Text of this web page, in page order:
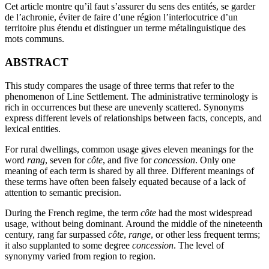
Cet article montre qu’il faut s’assurer du sens des entités, se garder
de l’achronie, éviter de faire d’une région l’interlocutrice d’un
territoire plus étendu et distinguer un terme métalinguistique des
mots communs.
ABSTRACT
This study compares the usage of three terms that refer to the
phenomenon of Line Settlement. The administrative terminology is
rich in occurrences but these are unevenly scattered. Synonyms
express different levels of relationships between facts, concepts, and
lexical entities.
For rural dwellings, common usage gives eleven meanings for the
word rang, seven forcôte, and five forconcession. Only one
meaning of each term is shared by all three. Different meanings of
these terms have often been falsely equated because of a lack of
attention to semantic precision.
During the French regime, the term côte had the most widespread
usage, without being dominant. Around the middle of the nineteenth
century, rang far surpassed côte, range, or other less frequent terms;
it also supplanted to some degree concession. The level of
synonymy varied from region to region.